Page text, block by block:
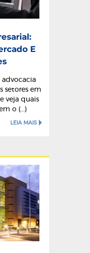
E
advocacia
setores em
veja quais
o (...)
LEIA MAIS